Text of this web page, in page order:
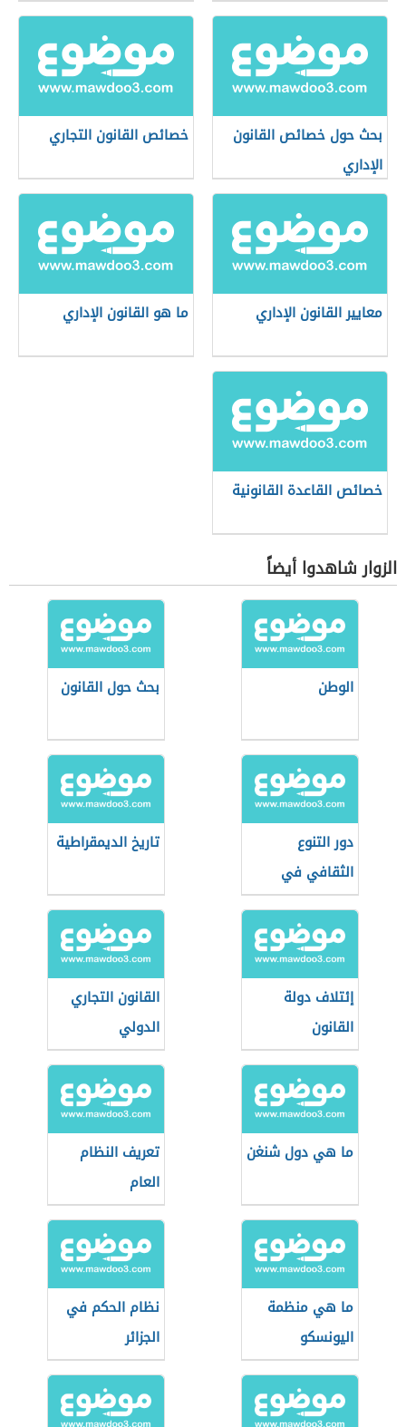
بحث حول خصائص القانون
الإداري
خصائص القانون التجاري
معايير القانون الإداري ما هو القانون الإداري
خصائص القاعدة القانونية
الزوار شاهدوا أيضاً
الوطن بحث حول القانون
دور التنوع
الثقافي في
التقارب بين
الشعوب
تاريخ الديمقراطية
إئتلاف دولة
القانون
القانون التجاري
الدولي
ما هي دول شنغن
تعريف النظام
العام
ما هي منظمة
اليونسكو
نظام الحكم في
الجزائر